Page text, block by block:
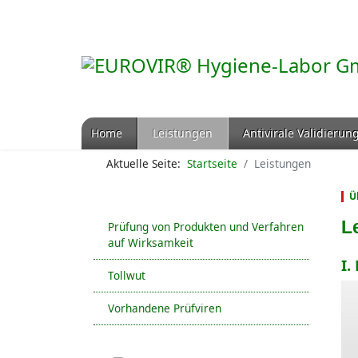
Home Leistungen
Antivirale
Aktuelle Seite: Startseite Leistungen
Prüfung von Produkten und Verfahren
auf Wirksamkeit
Tollwut
Vorhandene Prüfviren
I.